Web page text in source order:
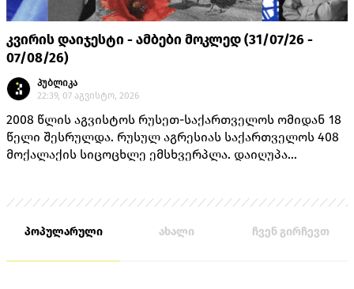
კვირის დაიჯესტი - ამბები მოკლედ (31/07/26 -
07/08/26)
პუბლიკა
22:39, 07 აგვისტო, 2026
2008 წლის აგვისტოს რუსეთ-საქართველოს ომიდან 18
წელი შესრულდა. რუსულ აგრესიას საქართველოს 408
მოქალაქის სიცოცხლე ემსხვერპლა. დაიღუპა
მშვიდობიანი მცხოვრები.
პოპულარული ახალი ჩვენ გირჩევთ